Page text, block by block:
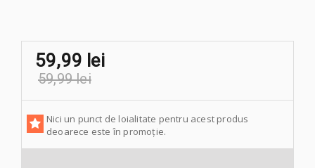
59,99 lei
59,99 lei
Nici un punct de loialitate pentru acest produs
deoarece este în promoție.